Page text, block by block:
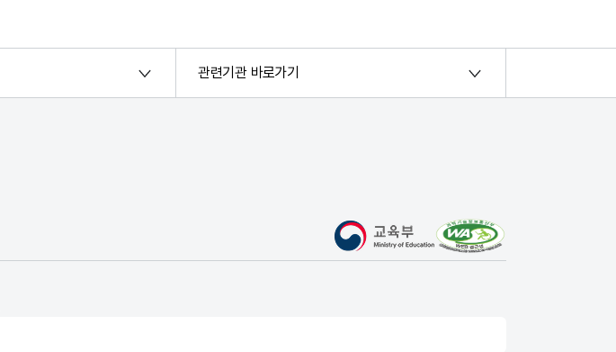
관련기관 바로가기